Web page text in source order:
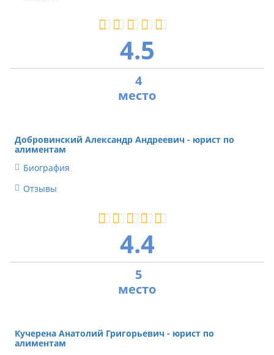
4.5
4
Добровинский Александр Андреевич - юрист по
алиментам
Биография
Отзывы
4.4
5
Кучерена Анатолий Григорьевич - юрист по
алиментам